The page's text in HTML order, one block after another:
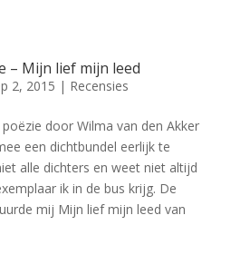
– Mijn lief mijn leed
2, 2015 | Recensies
door Wilma van den Akker
een dichtbundel eerlijk te
alle dichters en weet niet altijd
ik in de bus krijg. De
mij Mijn lief mijn leed van